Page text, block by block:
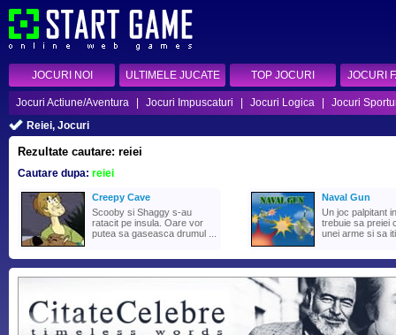
JOCURI NOI ULTIMELE JUCATE TOP JOCURI JOCURI
Jocuri Actiune/Aventura Jocuri Impuscaturi Jocuri Logica
Jocuri
Reiei, Jocuri
Rezultate cautare: reiei
Cautare dupa: reiei
Creepy Cave
Scooby si Shaggy s-au
ratacit pe insula. Oare vor
putea sa gaseasca drumul ...
Naval Gun
Un joc palpitant
trebuie sa preiei
unei arme si sa